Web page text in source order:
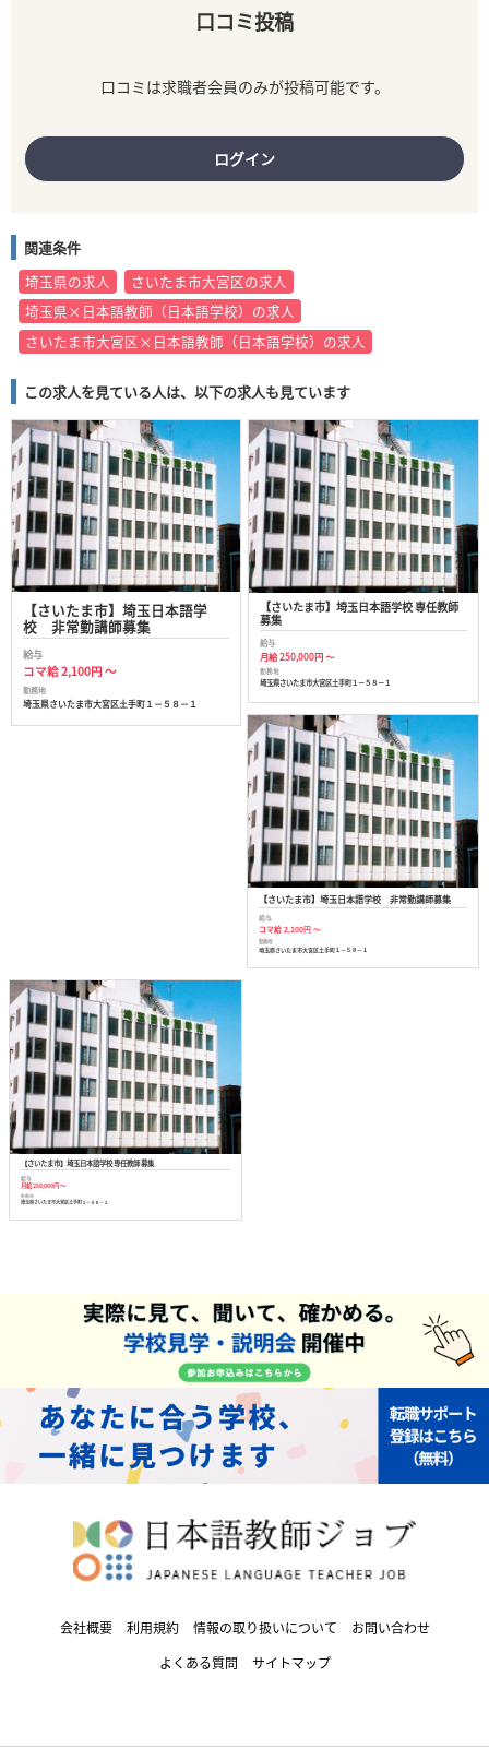
口コミ投稿
口コミは求職者会員のみが投稿可能です。
ログイン
関連条件
埼玉県の求人
さいたま市大宮区の求人
埼玉県×日本語教師（日本語学校）の求人
さいたま市大宮区×日本語教師（日本語学校）の求人
この求人を見ている人は、以下の求人も見ています
【さいたま市】埼玉日本語学
校 非常勤講師募集
給与
コマ給 2,100円 ～
勤務地
埼玉県さいたま市大宮区土手町１－５８－１
【さいたま市】埼玉日本語学校 専任教師
募集
給与
月給 250,000円 ～
勤務地
埼玉県さいたま市大宮区土手町１－５８－１
【さいたま市】埼玉日本語学校 非常勤講師募集
給与
コマ給 2,100円 ～
勤務地
埼玉県さいたま市大宮区土手町１－５８－１
【さいたま市】埼玉日本語学校 専任教師 募集
給与
月給 250,000円 ～
勤務地
埼玉県さいたま市大宮区土手町１－５８－１
会社概要 利用規約 情報の取り扱いについて
お問い合わせ
よくある質問
サイトマップ